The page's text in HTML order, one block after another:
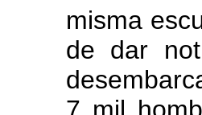
misma
de dar